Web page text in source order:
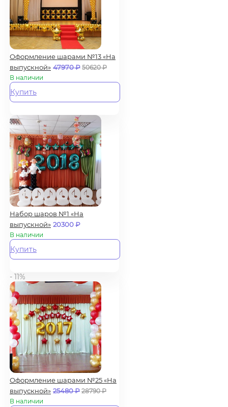
Оформление шарами №13 «На
выпускной» 47970₽ 50620₽
В наличии
Купить
Набор шаров №1 «На
выпускной» 20300₽
В наличии
Купить
- 11%
Оформление шарами №25 «На
выпускной» 25480₽ 28790₽
В наличии